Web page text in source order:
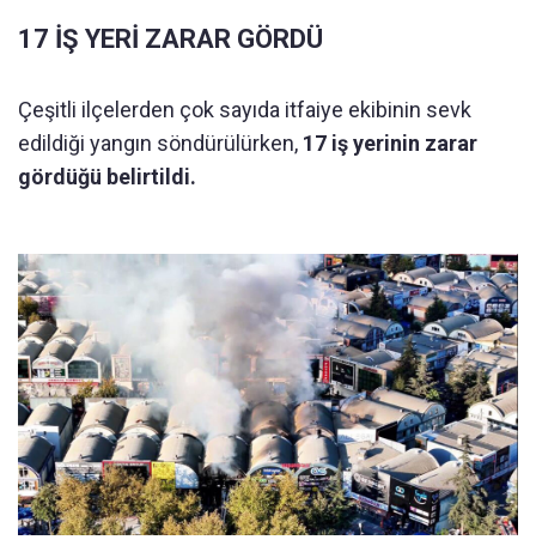
17 İŞ YERİ ZARAR GÖRDÜ
Çeşitli ilçelerden çok sayıda itfaiye ekibinin sevk
edildiği yangın söndürülürken, 17 iş yerinin zarar
gördüğü belirtildi.